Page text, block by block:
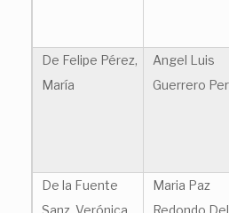
De Felipe Pérez,
María
Angel Luis
Guerrero
De la Fuente
Sanz, Verónica
Maria Paz
Redondo